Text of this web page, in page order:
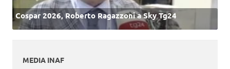
Cospar 2026, Roberto Ragazzoni a Sky Tg24
MEDIA INAF